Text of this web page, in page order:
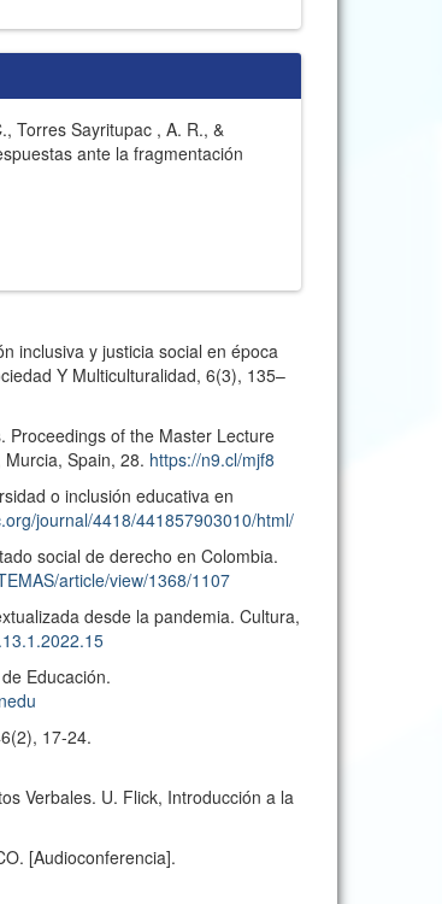
Torres Sayritupac , A. R., &
ante la fragmentación
inclusiva y justicia social en época
Y Multiculturalidad, 6(3), 135–
Proceedings of the Master Lecture
Spain, 28. https://n9.cl/mjf8
o inclusión educativa en
journal/4418/441857903010/html/
social de derecho en Colombia.
article/view/1368/1107
desde la pandemia. Cultura,
Educación.
17-24.
Verbales. U. Flick, Introducción a la
[Audioconferencia].